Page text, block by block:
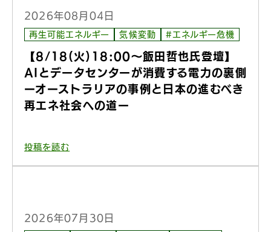
2026年08月04日
再生可能エネルギー 気候変動 #エネルギー危機
【8/18(火)18:00〜飯田哲也氏登壇】
AIとデータセンターが消費する電力の裏側
ーオーストラリアの事例と日本の進むべき
再エネ社会への道ー
投稿を読む
2026年07月30日